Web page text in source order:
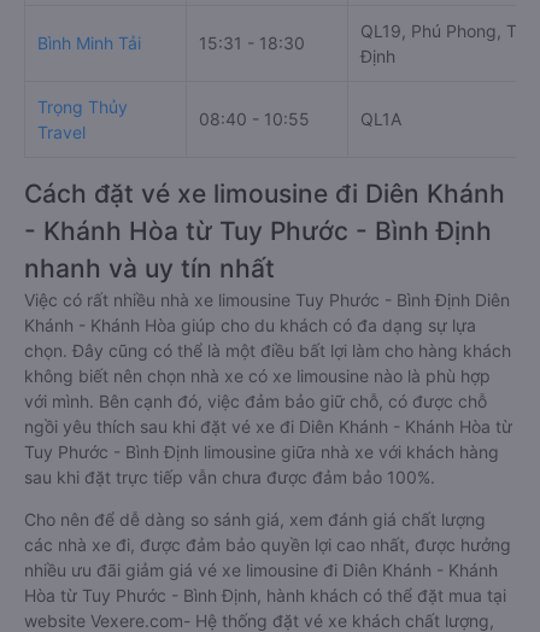
Bình Minh Tải 15:31 - 18:30
QL19, Phú Phong, Tây
Định
Trọng Thủy
Travel
08:40 - 10:55 QL1A
Cách đặt vé xe limousine đi Diên Khánh
- Khánh Hòa từ Tuy Phước - Bình Định
nhanh và uy tín nhất
Việc có rất nhiều nhà xe limousine Tuy Phước - Bình Định Diên
Khánh - Khánh Hòa giúp cho du khách có đa dạng sự lựa
chọn. Đây cũng có thể là một điều bất lợi làm cho hàng khách
không biết nên chọn nhà xe có xe limousine nào là phù hợp
với mình. Bên cạnh đó, việc đảm bảo giữ chỗ, có được chỗ
ngồi yêu thích sau khi đặt vé xe đi Diên Khánh - Khánh Hòa từ
Tuy Phước - Bình Định limousine giữa nhà xe với khách hàng
sau khi đặt trực tiếp vẫn chưa được đảm bảo 100%.
Cho nên để dễ dàng so sánh giá, xem đánh giá chất lượng
các nhà xe đi, được đảm bảo quyền lợi cao nhất, được hưởng
nhiều ưu đãi giảm giá vé xe limousine đi Diên Khánh - Khánh
Hòa từ Tuy Phước - Bình Định, hành khách có thể đặt mua tại
website Vexere.com- Hệ thống đặt vé xe khách chất lượng,